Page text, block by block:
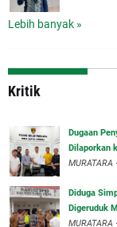
Lebih banyak »
Kritik
‎Dugaan
Dilaporkan
Diduga
Digeruduk